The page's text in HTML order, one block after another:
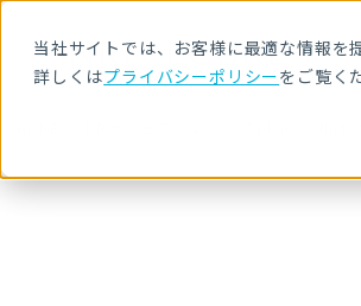
当社サイトでは、お客様に最適な情報を
詳しくはプライバシーポリシーをご覧く